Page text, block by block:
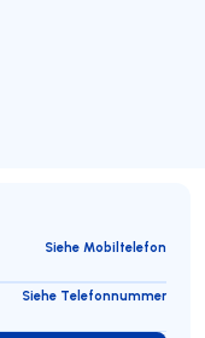
Siehe Mobiltelefon
Siehe Telefonnummer